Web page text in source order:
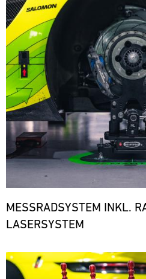
den
notwendigen
Ersatzteilen.
MESSRADSYSTEM INKL.
LASERSYSTEM
Bild